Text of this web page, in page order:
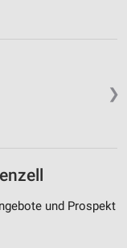
❯
und Prospekt